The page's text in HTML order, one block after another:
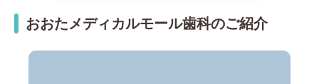
おおたメディカルモール歯科のご紹介